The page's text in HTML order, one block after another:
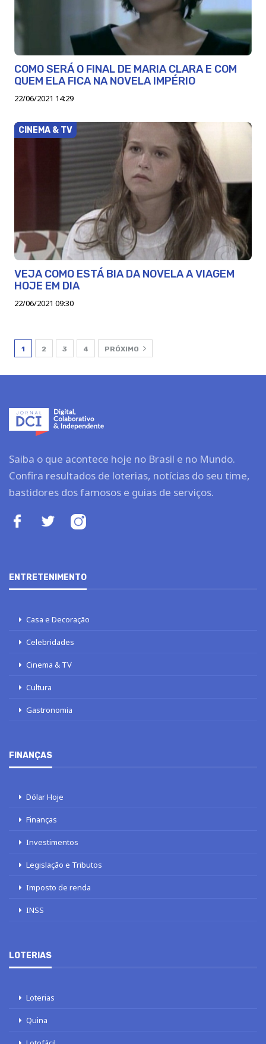
COMO SERÁ O FINAL DE MARIA CLARA E COM
QUEM ELA FICA NA NOVELA IMPÉRIO
22/06/2021 14:29
CINEMA & TV
VEJA COMO ESTÁ BIA DA NOVELA A VIAGEM
HOJE EM DIA
22/06/2021 09:30
1 2 3 4 PRÓXIMO
Saiba o que acontece hoje no Brasil e no Mundo.
Confira resultados de loterias, notícias do seu time,
bastidores dos famosos e guias de serviços.
ENTRETENIMENTO
Casa e Decoração
Celebridades
Cinema & TV
Cultura
Gastronomia
FINANÇAS
Dólar Hoje
Finanças
Investimentos
Legislação e Tributos
Imposto de renda
INSS
LOTERIAS
Loterias
Quina